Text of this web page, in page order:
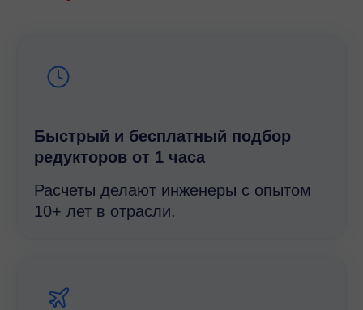
Быстрый и беcплатный подбор
редукторов от 1 часа
Расчеты делают инженеры с опытом
10+ лет в отрасли.